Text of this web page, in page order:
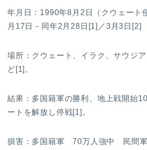
年月日：1990年8月2日（クウェート
月17日－同年2月28日[1]／3月3日[2]
場所：クウェート、イラク、サウジ
ど[1]。
結果：多国籍軍の勝利、地上戦開始
ートを解放し停戦[1]。
損害：多国籍軍 70万人強中 民間軍